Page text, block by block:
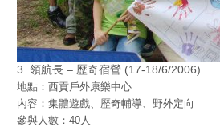
3. 領航長 – 歷奇宿營 (17-18/6/2006)
地點：西貢戶外康樂中心
內容：集體遊戲、歷奇輔導、野外定向
參與人數：40人